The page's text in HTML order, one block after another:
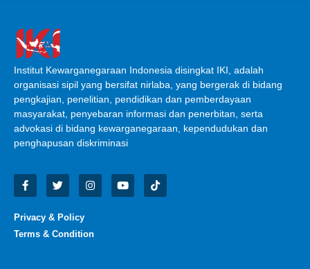
Institut Kewarganegaraan Indonesia disingkat IKI, adalah
organisasi sipil yang bersifat nirlaba, yang bergerak di bidang
pengkajian, penelitian, pendidikan dan pemberdayaan
masyarakat, penyebaran informasi dan penerbitan, serta
advokasi di bidang kewarganegaraan, kependudukan dan
penghapusan diskriminasi
Privacy & Policy
Terms & Condition